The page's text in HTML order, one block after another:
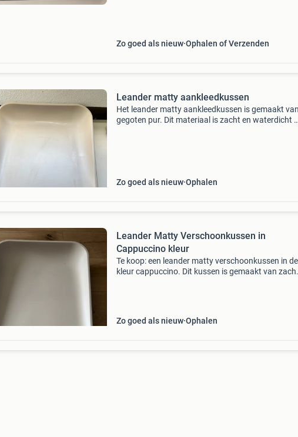
Zo goed als nieuw Ophalen of Verzenden
Leander matty aankleedkussen
Het leander matty aankleedkussen is gemaakt van
gegoten pur. Dit materiaal is zacht en waterdicht en
Zo goed als nieuw Ophalen
Leander Matty Verschoonkussen in
Cappuccino kleur
Te koop: een leander matty verschoonkussen in de
kleur cappuccino. Dit kussen is gemaakt van
Zo goed als nieuw Ophalen